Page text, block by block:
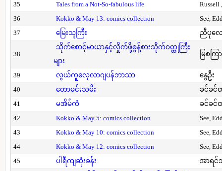
35
Tales from a Not-So-fabulous life
Russell
36
Kokko & May 13: comics collection
See,
37
မြေးသူကြီး ညီပုလေ
38
သိုက်စောင့်မာယာနှင့်လှိုက်ဖို့စွန့်စားသိုက်ဝတ္ထုကြီး
များ
မြစကြာ
39 လွယ်ကူလေ့လာဂျပန်ဘာသာ
နွေဦး
40
တောမင်းသမီး
ခင်ခင်
41
မအိမ်ကံ
ခင်ခင်
42
Kokko & May 5: comics collection
See,
43
Kokko & May 10: comics collection
See,
44
Kokko & May 12: comics collection
See,
45
ပါရီကျဆုံးခန်း အာရင်